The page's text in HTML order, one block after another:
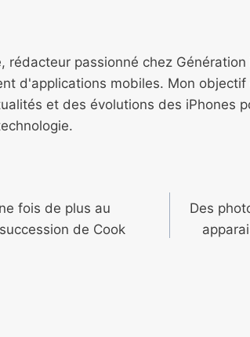
rédacteur passionné chez
d'applications mobiles. Mon
et des évolutions des iPhones
fois de plus au
de Cook
Des